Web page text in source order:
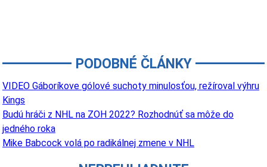
PODOBNÉ ČLÁNKY
VIDEO Gáboríkove gólové suchoty minulosťou, režíroval výhru
Kings
Budú hráči z NHL na ZOH 2022? Rozhodnúť sa môže do
jedného roka
Mike Babcock volá po radikálnej zmene v NHL